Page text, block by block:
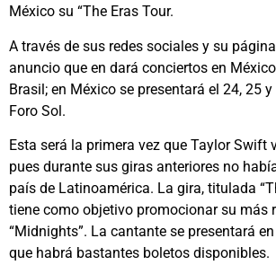
México su “The Eras Tour.
A través de sus redes sociales y su
anuncio que en dará conciertos en
Brasil; en México se presentará el 24, 25
Foro Sol.
Esta será la primera vez que Taylor Swift
pues durante sus giras anteriores no
país de Latinoamérica. La gira, titulada
tiene como objetivo promocionar su más
“Midnights”. La cantante se presentará
que habrá bastantes boletos disponibles.